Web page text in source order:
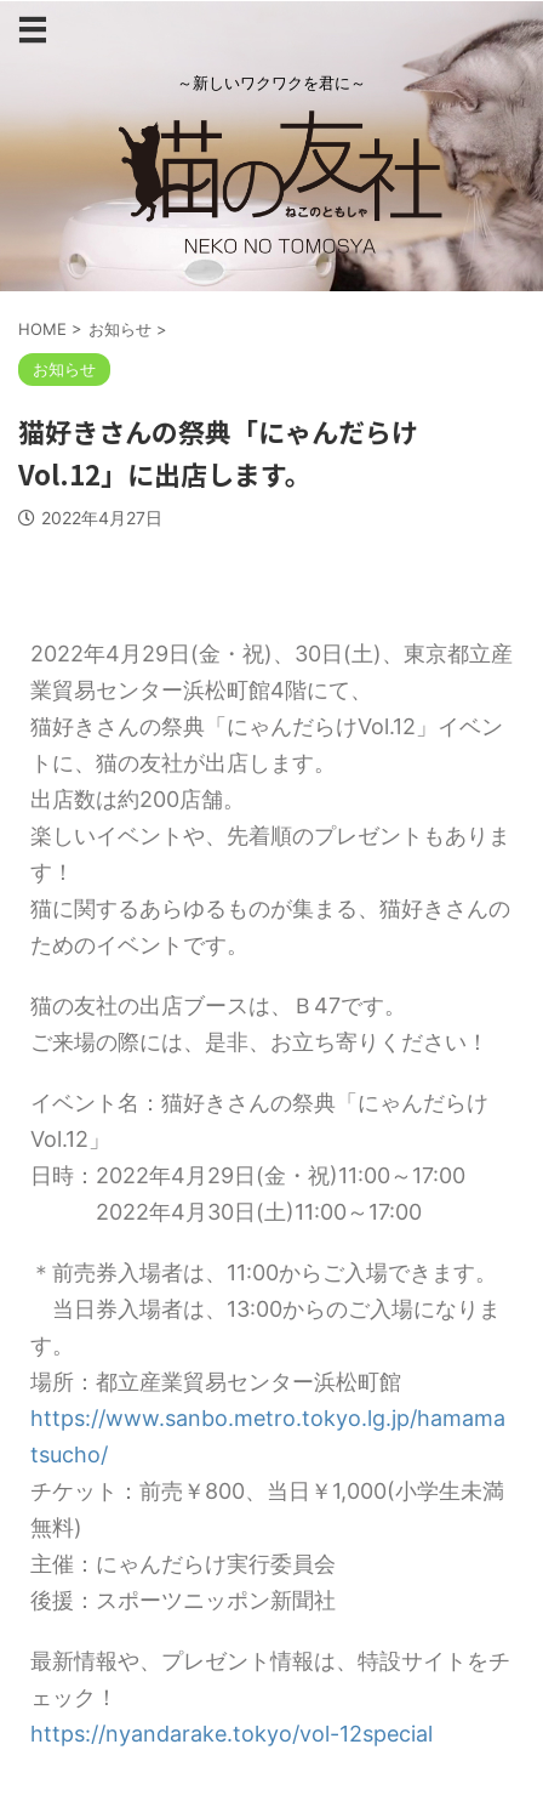
～新しいワクワクを君に～
HOME > お知らせ >
お知らせ
猫好きさんの祭典「にゃんだらけ
Vol.12」に出店します。
2022年4月27日
2022年4月29日(金・祝)、30日(土)、東京都立産
業貿易センター浜松町館4階にて、
猫好きさんの祭典「にゃんだらけVol.12」イベン
トに、猫の友社が出店します。
出店数は約200店舗。
楽しいイベントや、先着順のプレゼントもありま
す！
猫に関するあらゆるものが集まる、猫好きさんの
ためのイベントです。
猫の友社の出店ブースは、Ｂ47です。
ご来場の際には、是非、お立ち寄りください！
イベント名：猫好きさんの祭典「にゃんだらけ
Vol.12」
日時：2022年4月29日(金・祝)11:00～17:00
2022年4月30日(土)11:00～17:00
＊前売券入場者は、11:00からご入場できます。
当日券入場者は、13:00からのご入場になりま
す。
場所：都立産業貿易センター浜松町館
https://www.sanbo.metro.tokyo.lg.jp/hamama
tsucho/
チケット：前売￥800、当日￥1,000(小学生未満
無料)
主催：にゃんだらけ実行委員会
後援：スポーツニッポン新聞社
最新情報や、プレゼント情報は、特設サイトをチ
ェック！
https://nyandarake.tokyo/vol-12special